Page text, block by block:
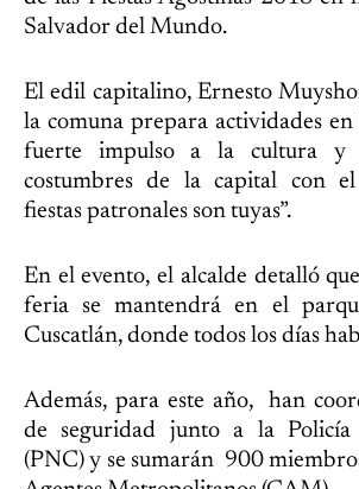
Salvador del Mundo.
El edil capitalino, Ernesto
la comuna prepara actividades
fuerte impulso a la cultura y
costumbres de la capital con el
fiestas patronales son tuyas”.
En el evento, el alcalde detalló
feria se mantendrá en el
Cuscatlán, donde todos los días
Además, para este año, han
de seguridad junto a la
(PNC) y se sumarán 900